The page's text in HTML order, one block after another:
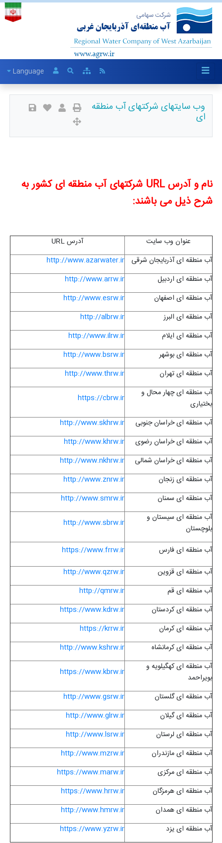
Language
وب سایتهای شرکتهای آب منطقه
ای
نام و آدرس URL شرکتهای آب منطقه ای کشور به
شرح ذیل می باشند:
عنوان وب سایت آدرسURL
آب منطقه ای آذربایجان شرقی
http://www.azarwater.ir
آب منطقه ای اردبیل
http://www.arrw.ir
آب منطقه ای اصفهان
http://www.esrw.ir
آب منطقه ای البرز
http://albrw.ir
آب منطقه ای ایلام
http://www.ilrw.ir
آب منطقه ای بوشهر
http://www.bsrw.ir
آب منطقه ای تهران
http://www.thrw.ir
آب منطقه ای چهار محال و
بختیاری
https://cbrw.ir
آب منطقه ای خراسان جنوبی
http://www.skhrw.ir
آب منطقه ای خراسان رضوی
http://www.khrw.ir
آب منطقه ای خراسان شمالی
http://www.nkhrw.ir
آب منطقه ای زنجان
http://www.znrw.ir
آب منطقه ای سمنان
http://www.smrw.ir
آب منطقه ای سیستان و
بلوچستان
http://www.sbrw.ir
آب منطقه ای فارس
https://www.frrw.ir
آب منطقه ای قزوین
http://www.qzrw.ir
آب منطقه ای قم
http://qmrw.ir
آب منطقه ای کردستان
https://www.kdrw.ir
آب منطقه ای کرمان
https://krrw.ir
آب منطقه ای کرمانشاه
http://www.kshrw.ir
آب منطقه ای کهگیلویه و
بویراحمد
https://www.kbrw.ir
آب منطقه ای گلستان
http://www.gsrw.ir
آب منطقه ای گیلان
http://www.glrw.ir
آب منطقه ای لرستان
http://www.lsrw.ir
آب منطقه ای مازندران
http://www.mzrw.ir
آب منطقه ای مرکزی
https://www.marw.ir
آب منطقه ای هرمزگان
https://www.hrrw.ir
آب منطقه ای همدان
http://www.hmrw.ir
آب منطقه ای یزد
https://www.yzrw.ir